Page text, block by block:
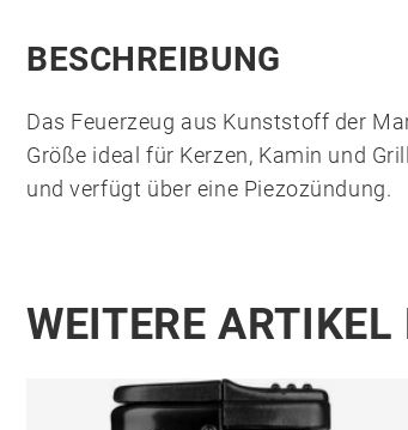
BESCHREIBUNG
Das Feuerzeug aus Kunststoff der
Größe ideal für Kerzen, Kamin und
und verfügt über eine Piezozündung.
WEITERE ARTIKEL